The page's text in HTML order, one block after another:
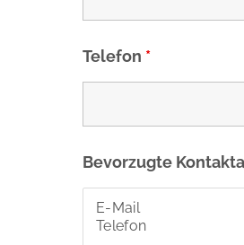
Telefon *
Bevorzugte